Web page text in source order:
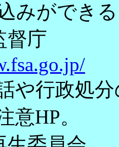
みができ
督庁
や行政処
意HP。